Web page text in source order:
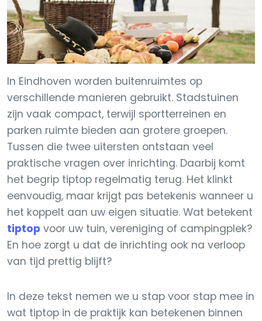
In Eindhoven worden buitenruimtes op
verschillende manieren gebruikt. Stadstuinen
zijn vaak compact, terwijl sportterreinen en
parken ruimte bieden aan grotere groepen.
Tussen die twee uitersten ontstaan veel
praktische vragen over inrichting. Daarbij komt
het begrip tiptop regelmatig terug. Het klinkt
eenvoudig, maar krijgt pas betekenis wanneer u
het koppelt aan uw eigen situatie. Wat betekent
tiptop voor uw tuin, vereniging of campingplek?
En hoe zorgt u dat de inrichting ook na verloop
van tijd prettig blijft?
In deze tekst nemen we u stap voor stap mee in
wat tiptop in de praktijk kan betekenen binnen